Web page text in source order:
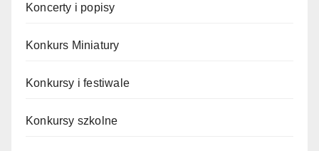
Koncerty i popisy
Konkurs Miniatury
Konkursy i festiwale
Konkursy szkolne